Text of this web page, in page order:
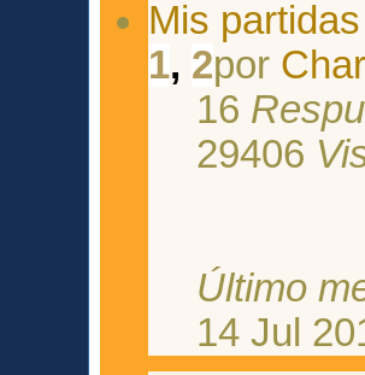
Mis
1, 2por
16
29406
Último
14 Jul